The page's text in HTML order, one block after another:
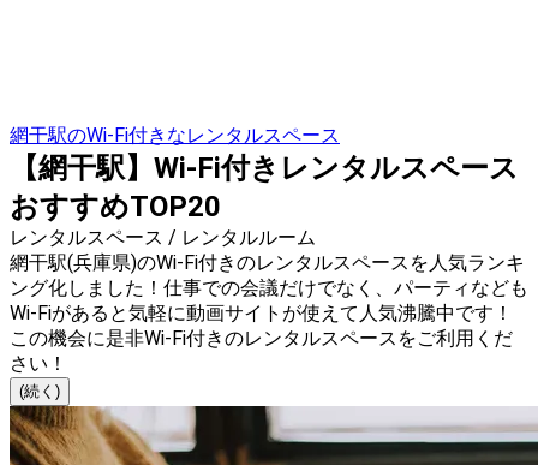
網干駅のWi-Fi付きなレンタルスペース
【網干駅】Wi-Fi付きレンタルスペース
おすすめTOP20
レンタルスペース / レンタルルーム
網干駅(兵庫県)のWi-Fi付きのレンタルスペースを人気ランキ
ング化しました！仕事での会議だけでなく、パーティなども
Wi-Fiがあると気軽に動画サイトが使えて人気沸騰中です！
この機会に是非Wi-Fi付きのレンタルスペースをご利用くだ
さい！
(続く)